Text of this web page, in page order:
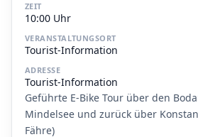
ZEIT
10:00 Uhr
VERANSTALTUNGSORT
Tourist-Information
ADRESSE
Tourist-Information
Geführte E-Bike Tour über den
Mindelsee und zurück über
Fähre)